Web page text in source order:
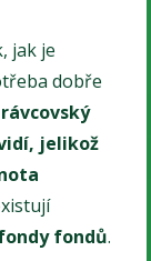
jak je
dobře
jelikož
fondů.